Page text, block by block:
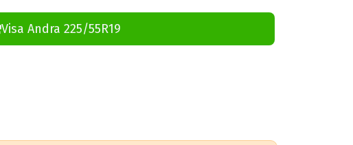
Visa Andra 225/55R19